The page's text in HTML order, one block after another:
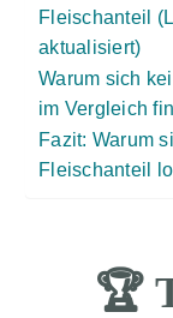
Fleischanteil
aktualisiert)
Warum sich
im Vergleich
Fazit: Warum
Fleischanteil
🏆